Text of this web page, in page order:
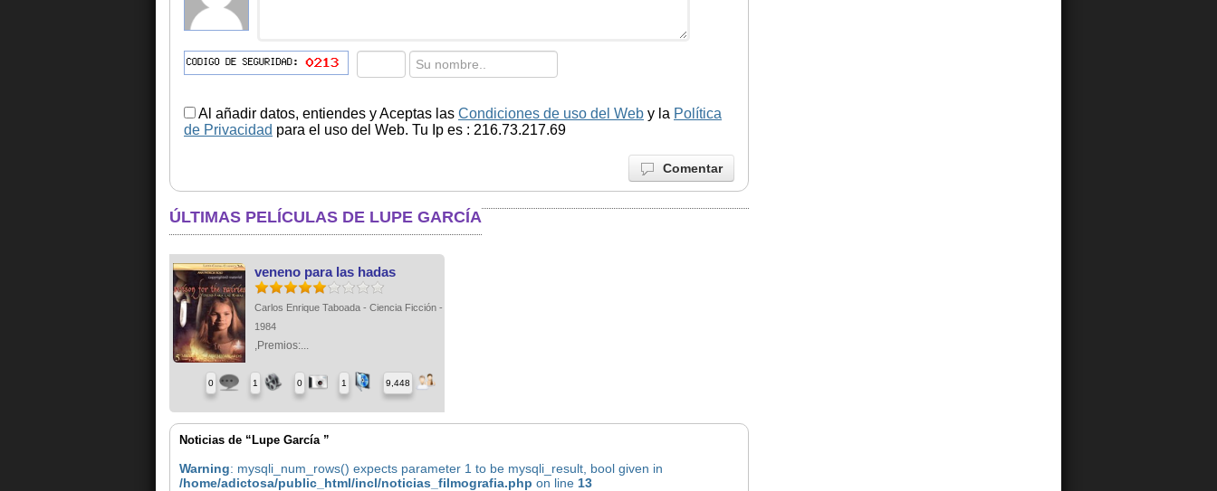
Al añadir datos, entiendes y Aceptas las Condiciones de uso del Web y la Política
de Privacidad para el uso del Web. Tu Ip es : 216.73.217.69
Comentar
ÚLTIMAS PELÍCULAS DE LUPE GARCÍA
veneno para las hadas
Carlos Enrique Taboada - Ciencia Ficción -
1984
,Premios:...
0 1 0 1 9,448
Noticias de “Lupe García ”
Warning: mysqli_num_rows() expects parameter 1 to be mysqli_result, bool given in
/home/adictosa/public_html/incl/noticias_filmografia.php on line 13